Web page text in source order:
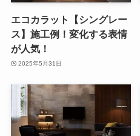
エコカラット【シングレー
ス】施工例！変化する表情
が人気！
2025年5月31日